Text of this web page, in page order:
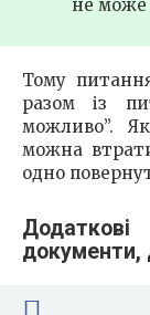
не може
Тому
разом із
можливо”.
можна
одно
документи,